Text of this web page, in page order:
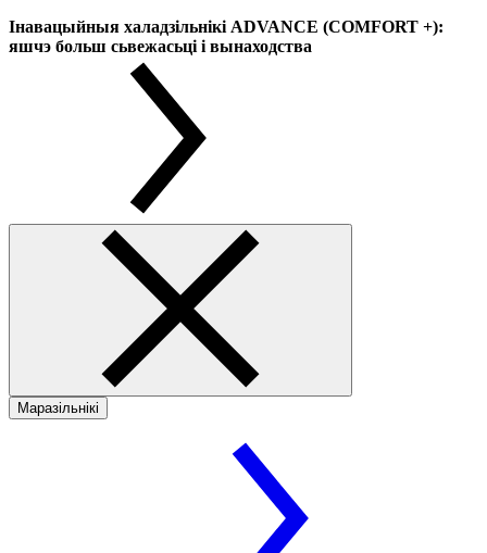
Інавацыйныя халадзільнікі ADVANCE (COMFORT +):
яшчэ больш сьвежасьці і вынаходства
Маразільнікі